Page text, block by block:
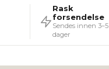
Rask
forsendelse
Sendes innen 3–5
dager